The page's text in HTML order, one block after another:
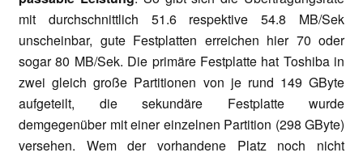
mit durchschnittlich 51.6 respektive 54.8 MB/Sek
unscheinbar, gute Festplatten erreichen hier 70 oder
sogar 80 MB/Sek. Die primäre Festplatte hat Toshiba in
zwei gleich große Partitionen von je rund 149 GByte
aufgeteilt, die sekundäre Festplatte wurde
demgegenüber mit einer einzelnen Partition (298 GByte)
versehen. Wem der vorhandene Platz noch nicht